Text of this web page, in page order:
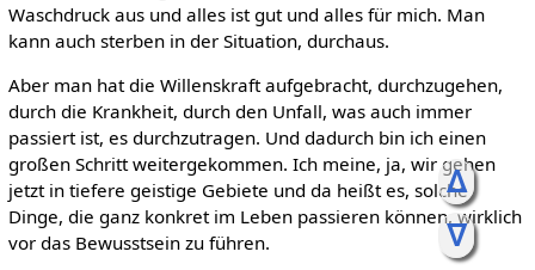
ᐃ
ᐁ
Waschdruck aus und alles ist gut und alles für mich. Man
kann auch sterben in der Situation, durchaus.
Aber man hat die Willenskraft aufgebracht, durchzugehen,
durch die Krankheit, durch den Unfall, was auch immer
passiert ist, es durchzutragen. Und dadurch bin ich einen
großen Schritt weitergekommen. Ich meine, ja, wir gehen
jetzt in tiefere geistige Gebiete und da heißt es, solche
Dinge, die ganz konkret im Leben passieren können, wirklich
vor das Bewusstsein zu führen.